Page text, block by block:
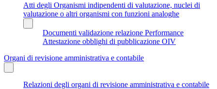
Atti degli Organismi indipendenti di valutazione, nuclei di
valutazione o altri organismi con funzioni analoghe
Documenti validazione relazione Performance
Attestazione obblighi di pubblicazione OIV
Organi di revisione amministrativa e contabile
Relazioni degli organi di revisione amministrativa e contabile